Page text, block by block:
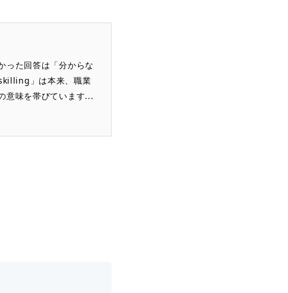
った回答は「分からな
」は本来、職業
意味を帯びています...